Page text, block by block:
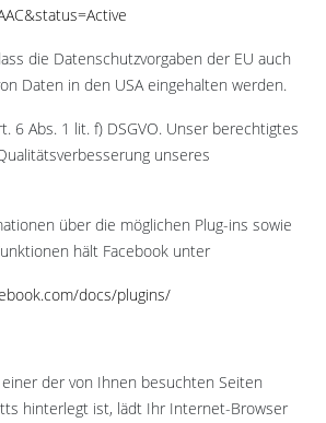
die Datenschutzvorgaben der EU auch
Daten in den USA eingehalten werden.
6 Abs. 1 lit. f) DSGVO. Unser berechtigtes
unseres
über die möglichen Plug-ins sowie
hält Facebook unter
docs/plugins/
der von Ihnen besuchten Seiten
hinterlegt ist, lädt Ihr Internet-Browser